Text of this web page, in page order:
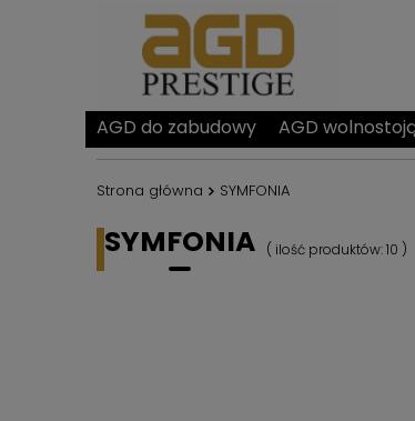
AGD do zabudowy AGD
Strona główna SYMFONIA
SYMFONIA ( ilość produktów:10 )